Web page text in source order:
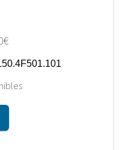
€